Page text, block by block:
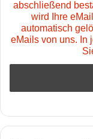
abschließend
wird Ihre
automatisch
eMails von uns. In